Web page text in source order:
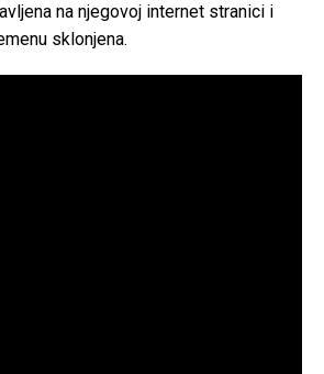
na njegovoj internet stranici i
sklonjena.